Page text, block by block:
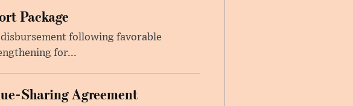
Package
following favorable
for...
Sharing Agreement